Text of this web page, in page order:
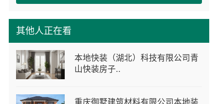
其他人正在看
本地快装（湖北）科技有限公司青
山快装房子..